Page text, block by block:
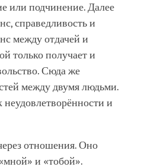
или подчинение. Далее
справедливость и
между отдачей и
только получает и
Сюда же
между двумя людьми.
и
отношения. Оно
и «тобой».